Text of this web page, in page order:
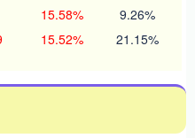
15.58% 9.26%
15.52% 21.15%